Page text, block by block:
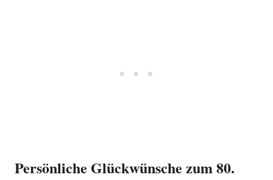
Persönliche Glückwünsche zum 80.